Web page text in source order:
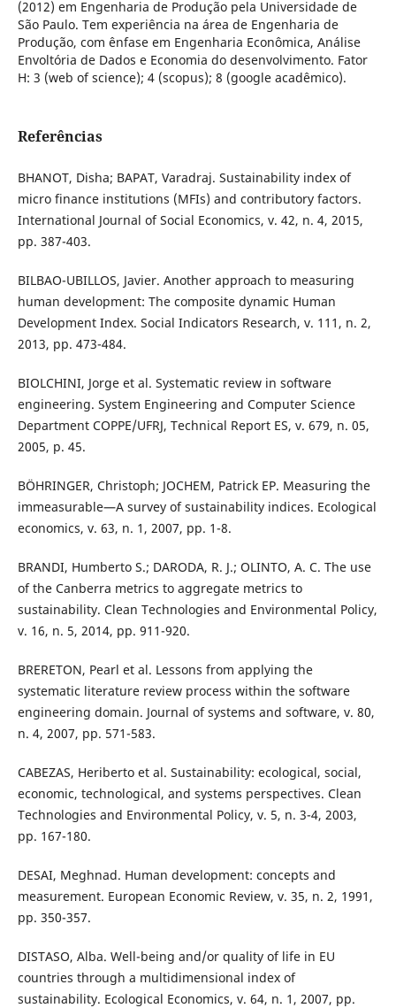
(2012) em Engenharia de Produção pela Universidade de
São Paulo. Tem experiência na área de Engenharia de
Produção, com ênfase em Engenharia Econômica, Análise
Envoltória de Dados e Economia do desenvolvimento. Fator
H: 3 (web of science); 4 (scopus); 8 (google acadêmico).
Referências
BHANOT, Disha; BAPAT, Varadraj. Sustainability index of
micro finance institutions (MFIs) and contributory factors.
International Journal of Social Economics, v. 42, n. 4, 2015,
pp. 387-403.
BILBAO-UBILLOS, Javier. Another approach to measuring
human development: The composite dynamic Human
Development Index. Social Indicators Research, v. 111, n. 2,
2013, pp. 473-484.
BIOLCHINI, Jorge et al. Systematic review in software
engineering. System Engineering and Computer Science
Department COPPE/UFRJ, Technical Report ES, v. 679, n. 05,
2005, p. 45.
BÖHRINGER, Christoph; JOCHEM, Patrick EP. Measuring the
immeasurable—A survey of sustainability indices. Ecological
economics, v. 63, n. 1, 2007, pp. 1-8.
BRANDI, Humberto S.; DARODA, R. J.; OLINTO, A. C. The use
of the Canberra metrics to aggregate metrics to
sustainability. Clean Technologies and Environmental Policy,
v. 16, n. 5, 2014, pp. 911-920.
BRERETON, Pearl et al. Lessons from applying the
systematic literature review process within the software
engineering domain. Journal of systems and software, v. 80,
n. 4, 2007, pp. 571-583.
CABEZAS, Heriberto et al. Sustainability: ecological, social,
economic, technological, and systems perspectives. Clean
Technologies and Environmental Policy, v. 5, n. 3-4, 2003,
pp. 167-180.
DESAI, Meghnad. Human development: concepts and
measurement. European Economic Review, v. 35, n. 2, 1991,
pp. 350-357.
DISTASO, Alba. Well-being and/or quality of life in EU
countries through a multidimensional index of
sustainability. Ecological Economics, v. 64, n. 1, 2007, pp.